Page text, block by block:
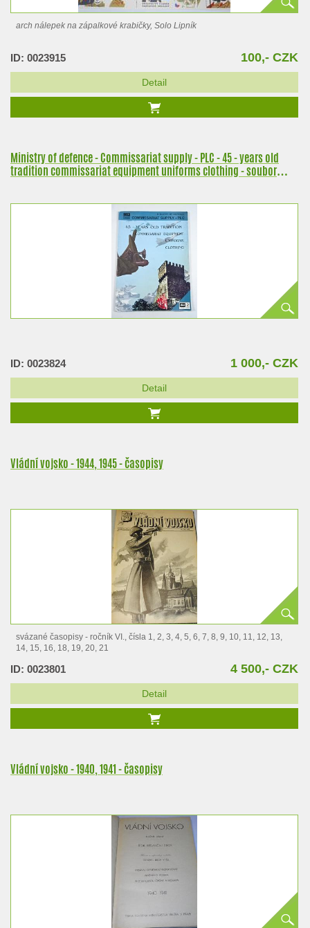
arch nálepek na zápalkové krabičky, Solo Lipník
ID: 0023915 100,- CZK
Detail
Ministry of defence - Commissariat supply - PLC - 45 - years old
tradition commissariat equipment uniforms clothing - soubor
ID: 0023824 1 000,- CZK
Detail
Vládní vojsko - 1944, 1945 - časopisy
svázané časopisy - ročník VI., čísla 1, 2, 3, 4, 5, 6, 7, 8, 9, 10, 11, 12, 13,
14, 15, 16, 18, 19, 20, 21
ID: 0023801 4 500,- CZK
Detail
Vládní vojsko - 1940, 1941 - časopisy